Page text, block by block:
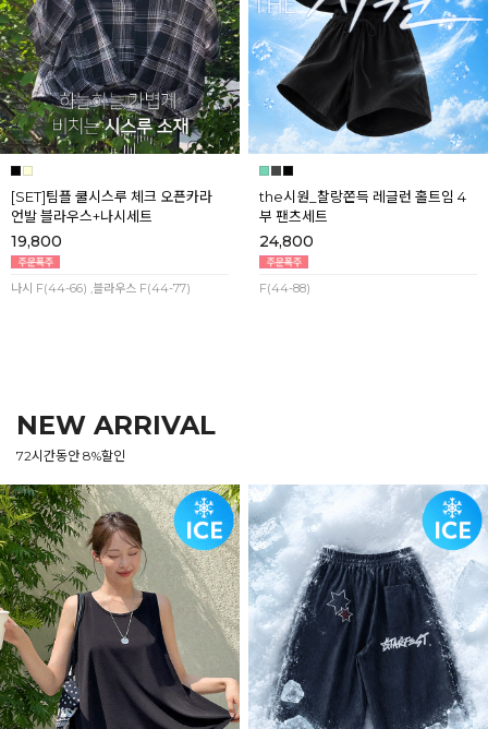
[SET]팀플 쿨시스루 체크 오픈카라
언발 블라우스+나시세트
19,800
나시 F(44-66) ,블라우스 F(44-77)
the시원_찰랑쫀득 레글런 홀트임 4
부 팬츠세트
24,800
F(44-88)
NEW ARRIVAL
72시간동안 8%할인